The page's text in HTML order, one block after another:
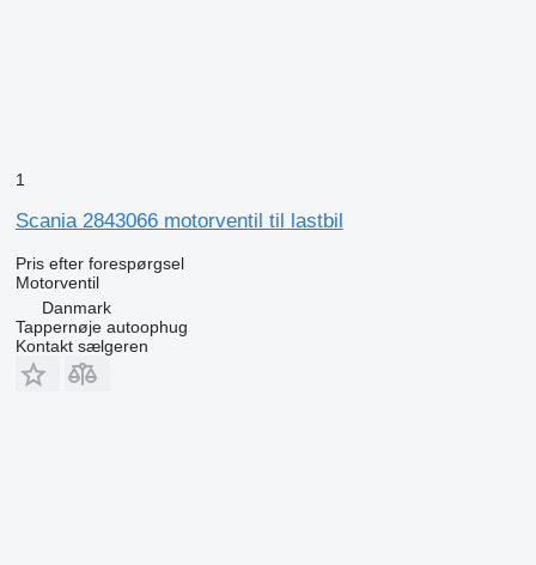
1
Scania 2843066 motorventil til lastbil
Pris efter forespørgsel
Motorventil
Danmark
Tappernøje autoophug
Kontakt sælgeren